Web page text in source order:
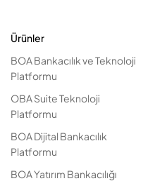
Ürünler
BOA Bankacılık ve Teknoloji
Platformu
OBA Suite Teknoloji
Platformu
BOA Dijital Bankacılık
Platformu
BOA Yatırım Bankacılığı